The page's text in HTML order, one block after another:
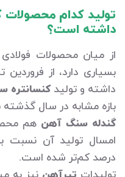
تولید کدام
داشته است؟
از میان محصولات
بسیاری دارد، از
داشته و تولیدکنسانتره
بازه مشابه در سال گذشته
گندله سنگ آهن هم
درصد کم‌تر شده است.